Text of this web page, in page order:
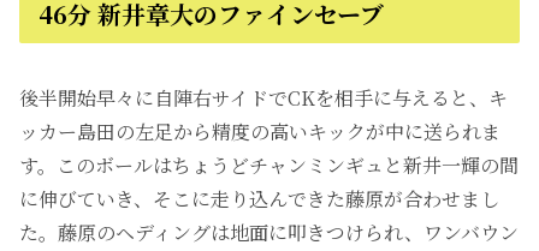
46分 新井章大のファインセーブ
後半開始早々に自陣右サイドでCKを相手に与えると、キ
ッカー島田の左足から精度の高いキックが中に送られま
す。このボールはちょうどチャンミンギュと新井一輝の間
に伸びていき、そこに走り込んできた藤原が合わせまし
た。藤原のヘディングは地面に叩きつけられ、ワンバウン